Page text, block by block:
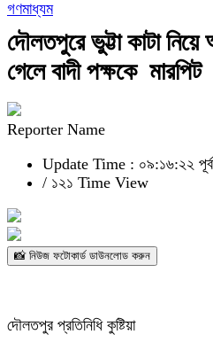
গণমাধ্যম
দৌলতপুরে ভুট্টা কাটা
গেলে বাদী পক্ষকে মারপিট
Reporter Name
Update Time : ০৯:১৬:২২
/ ১২১ Time View
📸 নিউজ ফটোকার্ড ডাউনলোড করুন
দৌলতপুর প্রতিনিধি কুষ্টিয়া